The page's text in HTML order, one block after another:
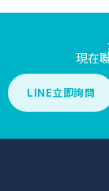
現在
LINE立即詢問